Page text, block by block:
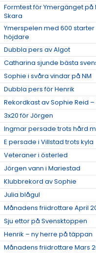
Formtest för Ymergänget
Skara
Ymerspelen med 600
höjdare
Dubbla pers av Algot
Catharina sjunde bästa
Sophie i svåra vindar på NM
Dubbla pers för Henrik
Rekordkast av Sophie Reid
3x20 för Jörgen
Ingmar persade trots hård
E persade i Villstad trots kyla
Veteraner i österled
Jörgen vann i Mariestad
Klubbrekord av Sophie
Julia blågul
Månadens friidrottare April
Sju ettor på Svensktoppen
Henrik – ny herre på täppan
Månadens friidrottare Mars